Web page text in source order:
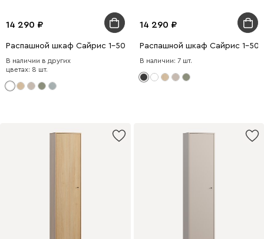
14 290
Распашной шкаф Сайрис 1-50x202 Белый
В наличии в других
цветах: 8 шт.
14 290
Распашной шкаф Сайрис 1-
В наличии: 7 шт.